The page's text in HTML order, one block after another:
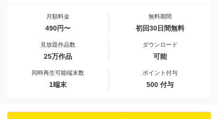
月額料金
490円〜
無料期間
初回30日間無料
見放題作品数
25万作品
ダウンロード
可能
同時再生可能端末数
1端末
ポイント付与
500 付与